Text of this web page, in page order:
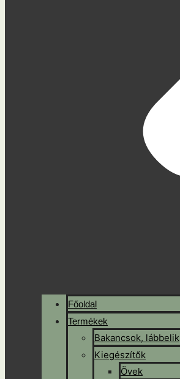
Főoldal
Termékek
Bakancsok, lábbelik
Kiegészítők
Övek